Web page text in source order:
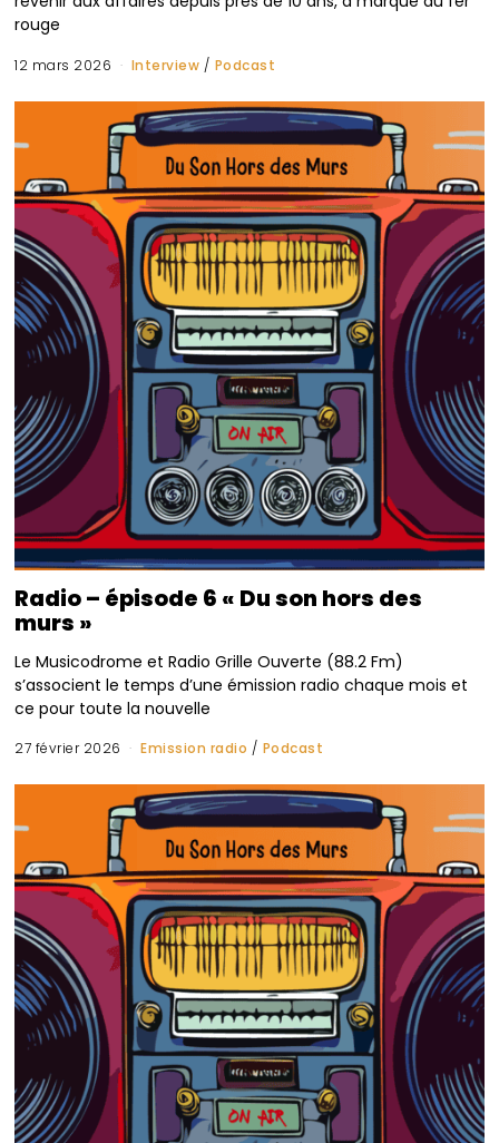
rouge
12 mars 2026 Interview / Podcast
Radio – épisode 6 « Du son hors des
murs »
Le Musicodrome et Radio Grille Ouverte (88.2 Fm)
s’associent le temps d’une émission radio chaque mois et
ce pour toute la nouvelle
27 février 2026 Emission radio / Podcast